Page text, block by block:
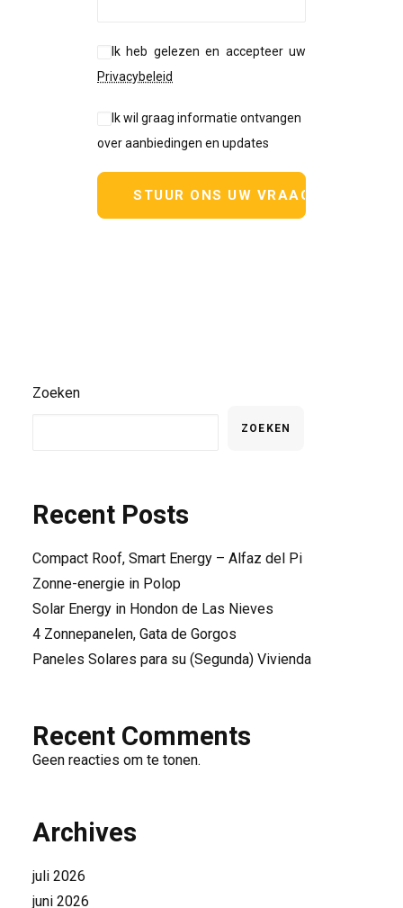
Ik heb gelezen en accepteer uw
Privacybeleid
Ik wil graag informatie ontvangen
over aanbiedingen en updates
Zoeken
ZOEKEN
Recent Posts
Compact Roof, Smart Energy – Alfaz del Pi
Zonne-energie in Polop
Solar Energy in Hondon de Las Nieves
4 Zonnepanelen, Gata de Gorgos
Paneles Solares para su (Segunda) Vivienda
Recent Comments
Geen reacties om te tonen.
Archives
juli 2026
juni 2026